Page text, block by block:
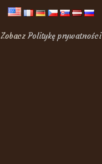
ZobaczPolitykę prywatności